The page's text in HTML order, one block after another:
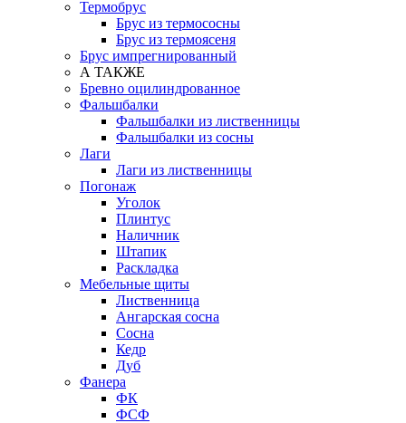
Термобрус
Брус из термососны
Брус из термоясеня
Брус импрегнированный
А ТАКЖЕ
Бревно оцилиндрованное
Фальшбалки
Фальшбалки из лиственницы
Фальшбалки из сосны
Лаги
Лаги из лиственницы
Погонаж
Уголок
Плинтус
Наличник
Штапик
Раскладка
Мебельные щиты
Лиственница
Ангарская сосна
Сосна
Кедр
Дуб
Фанера
ФК
ФСФ